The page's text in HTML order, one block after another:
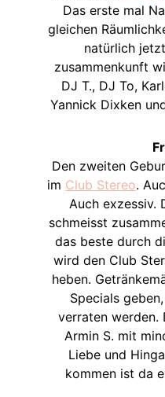
Das erste mal
gleichen
natürlich
zusammenkunft
DJ T., DJ To,
Yannick Dixken
Den zweiten
im Club Stereo.
Auch exzessiv.
schmeisst
das beste durch
wird den Club
heben.
Specials
verraten werden.
Armin S. mit
Liebe und
kommen ist da